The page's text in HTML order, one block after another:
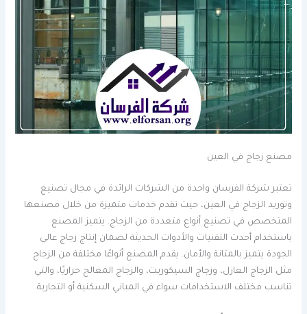
مصنع زجاج في العين
تعتبر شركة الفرسان واحدة من الشركات الرائدة في مجال تصنيع
وتوريد الزجاج في العين، حيث تقدم خدمات متميزة من خلال مصنعها
المتخصص في تصنيع أنواع متعددة من الزجاج. يتميز المصنع
باستخدام أحدث التقنيات والأدوات الحديثة لضمان إنتاج زجاج عالي
الجودة يتميز بالمتانة والأمان. يقدم المصنع أنواعًا مختلفة من الزجاج
مثل الزجاج العازل، وزجاج السيكوريت، والزجاج المعالج حراريًا، والتي
تناسب مختلف الاستخدامات سواء في المباني السكنية أو التجارية.